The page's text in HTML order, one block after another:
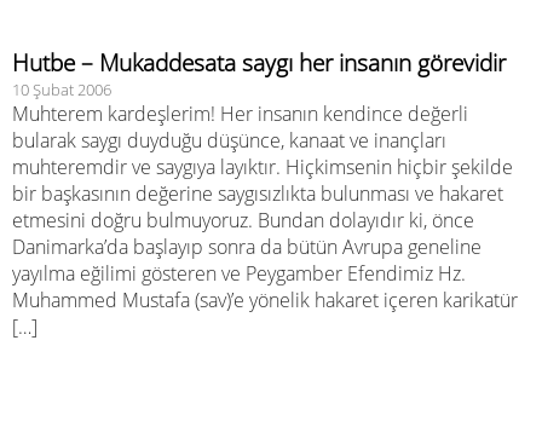
Hutbe – Mukaddesata saygı her insanın görevidir
10 Şubat 2006
Muhterem kardeşlerim! Her insanın kendince değerli
bularak saygı duyduğu düşünce, kanaat ve inançları
muhteremdir ve saygıya layıktır. Hiçkimsenin hiçbir şekilde
bir başkasının değerine saygısızlıkta bulunması ve hakaret
etmesini doğru bulmuyoruz. Bundan dolayıdır ki, önce
Danimarka’da başlayıp sonra da bütün Avrupa geneline
yayılma eğilimi gösteren ve Peygamber Efendimiz Hz.
Muhammed Mustafa (sav)’e yönelik hakaret içeren karikatür
[…]